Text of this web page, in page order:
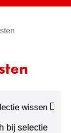
bij selectie
wissen